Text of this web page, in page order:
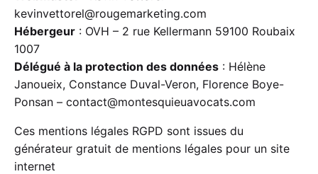
kevinvettorel@rougemarketing.com
Hébergeur : OVH – 2 rue Kellermann 59100 Roubaix
1007
Délégué à la protection des données : Hélène
Janoueix, Constance Duval-Veron, Florence Boye-
Ponsan – contact@montesquieuavocats.com
Ces mentions légales RGPD sont issues du
générateur gratuit de mentions légales pour un site
internet